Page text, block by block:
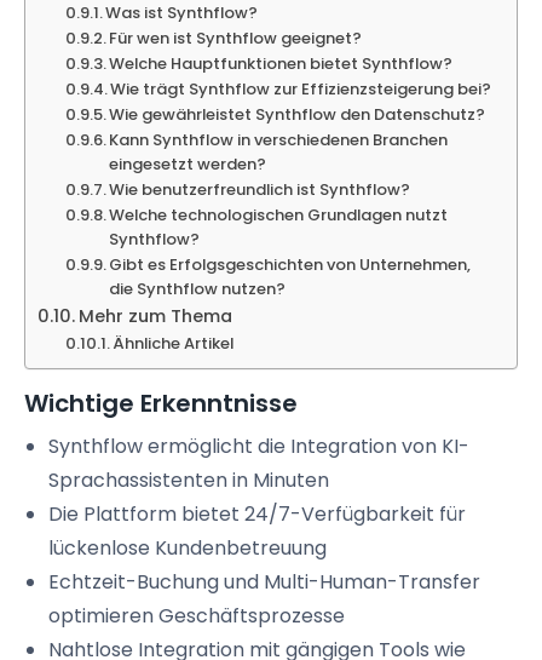
Was ist Synthflow?
Für wen ist Synthflow geeignet?
Welche Hauptfunktionen bietet Synthflow?
Wie trägt Synthflow zur Effizienzsteigerung bei?
Wie gewährleistet Synthflow den Datenschutz?
Kann Synthflow in verschiedenen Branchen
eingesetzt werden?
Wie benutzerfreundlich ist Synthflow?
Welche technologischen Grundlagen nutzt
Synthflow?
Gibt es Erfolgsgeschichten von Unternehmen,
die Synthflow nutzen?
Mehr zum Thema
Ähnliche Artikel
Wichtige Erkenntnisse
Synthflow ermöglicht die Integration von KI-
Sprachassistenten in Minuten
Die Plattform bietet 24/7-Verfügbarkeit für
lückenlose Kundenbetreuung
Echtzeit-Buchung und Multi-Human-Transfer
optimieren Geschäftsprozesse
Nahtlose Integration mit gängigen Tools wie